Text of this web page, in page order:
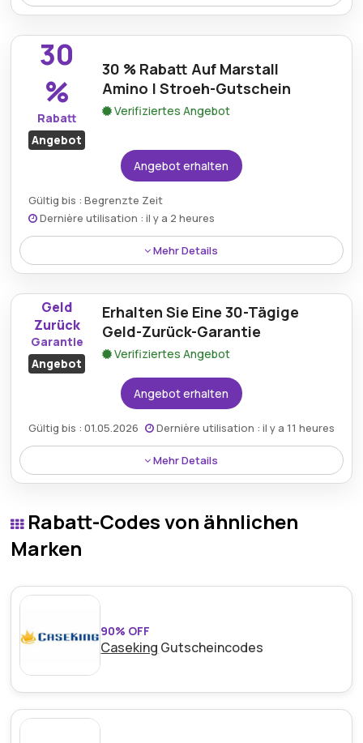
Sparen Sie 38 % beim Premium-Mikrofaser-
Reinigungshandschuh, erhältlich im aktuellen
Rabattangebot von Stroeh.de.
30
%
Rabatt
Angebot
30 % Rabatt Auf Marstall
Amino | Stroeh-Gutschein
Verifiziertes Angebot
Angebot erhalten
Gültig bis : Begrenzte Zeit
Dernière utilisation : il y a 2 heures
Mehr Details
Genießen Sie mit einem exklusiven Stroeh-
Gutschein 30 % Ermäßigung auf den begehrten
Marstall Amino.
Geld
Zurück
Garantie
Angebot
Erhalten Sie Eine 30-Tägige
Geld-Zurück-Garantie
Verifiziertes Angebot
Angebot erhalten
Gültig bis : 01.05.2026 Dernière utilisation : il y a 11 heures
Mehr Details
Kaufen Sie beruhigt ein, denn Stroeh bietet eine 30-
bei jeder Transaktion sorgt.
Rabatt-Codes von ähnlichen
Marken
90% OFF
Caseking Gutscheincodes